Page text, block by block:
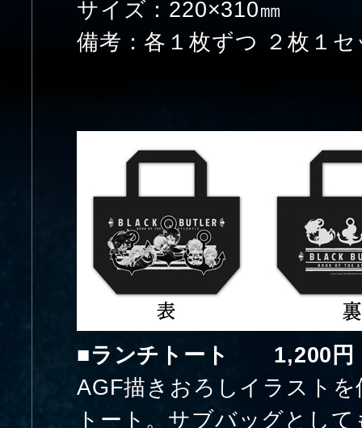
サイズ：220×310㎜
備考：各１枚ずつ ２枚１セ
■ランチトート 1,200円
AGF描きおろしイラスト
トート。サブバッグとし